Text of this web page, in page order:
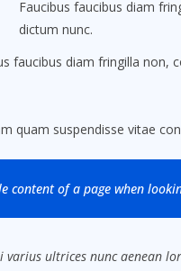
Faucibus faucibus diam
dictum nunc.
diam fringilla non,
quam suspendisse vitae
content of a page when
ultrices nunc aenean